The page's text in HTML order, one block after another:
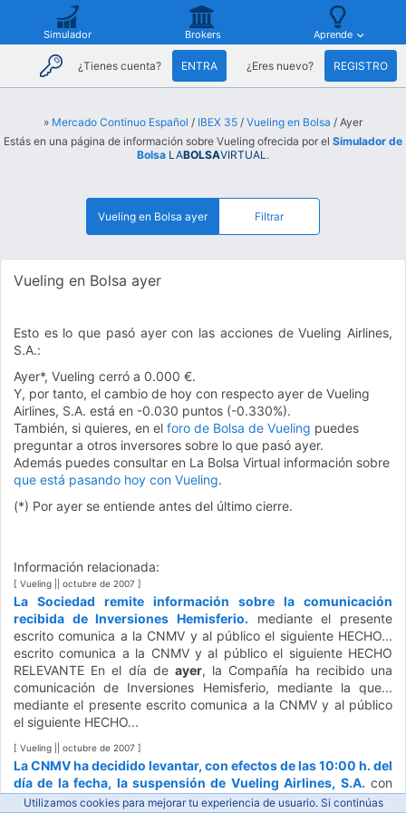
Simulador Brokers Aprende
¿Tienes cuenta? ENTRA ¿Eres nuevo? REGISTRO
» Mercado Continuo Español / IBEX 35 / Vueling en Bolsa / Ayer
Estás en una página de información sobre Vueling ofrecida por el Simulador de
Bolsa LABOLSAVIRTUAL.
Vueling en Bolsa ayer Filtrar
Vueling en Bolsa ayer
Esto es lo que pasó ayer con las acciones de Vueling Airlines,
S.A.:
Ayer*, Vueling cerró a 0.000 €.
Y, por tanto, el cambio de hoy con respecto ayer de Vueling
Airlines, S.A. está en -0.030 puntos (-0.330%).
También, si quieres, en el foro de Bolsa de Vueling puedes
preguntar a otros inversores sobre lo que pasó ayer.
Además puedes consultar en La Bolsa Virtual información sobre
que está pasando hoy con Vueling.
(*) Por ayer se entiende antes del último cierre.
Información relacionada:
[ Vueling || octubre de 2007 ]
La Sociedad remite información sobre la comunicación
recibida de Inversiones Hemisferio. mediante el presente
escrito comunica a la CNMV y al público el siguiente HECHO...
escrito comunica a la CNMV y al público el siguiente HECHO
RELEVANTE En el día de ayer, la Compañía ha recibido una
comunicación de Inversiones Hemisferio, mediante la que...
mediante el presente escrito comunica a la CNMV y al público
el siguiente HECHO...
[ Vueling || octubre de 2007 ]
La CNMV ha decidido levantar, con efectos de las 10:00 h. del
día de la fecha, la suspensión de Vueling Airlines, S.A. con
efectos de las 10:00 h. del día de la fecha, la suspensión
Utilizamos cookies para mejorar tu experiencia de usuario. Si continúas